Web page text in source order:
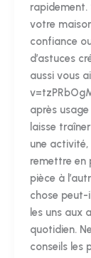
rapidement.
votre
confiance
d’astuces
aussi vous
après usage
laisse
une
remettre en
pièce à
chose peut-
les uns aux
quotidien.
conseils les